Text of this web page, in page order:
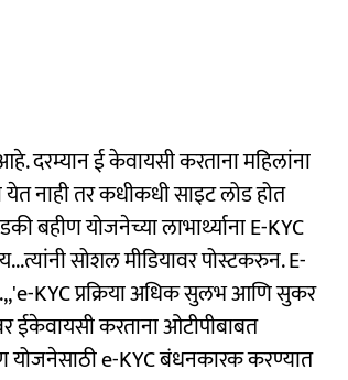
दरम्यान ई केवायसी करताना महिलांना
नाही तर कधीकधी साइट लोड होत
बहीण योजनेच्या लाभार्थ्याना E-KYC
सोशल मीडियावर पोस्टकरुन. E-
KYC प्रक्रिया अधिक सुलभ आणि सुकर
ईकेवायसी करताना ओटीपीबाबत
योजनेसाठी e-KYC बंधनकारक करण्यात